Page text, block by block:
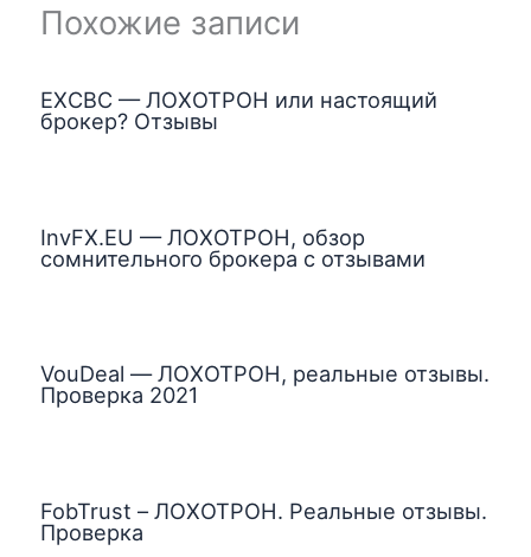
Похожие записи
EXCBC — ЛОХОТРОН или настоящий
брокер? Отзывы
InvFX.EU — ЛОХОТРОН, обзор
сомнительного брокера с отзывами
VouDeal — ЛОХОТРОН, реальные отзывы.
Проверка 2021
FobTrust – ЛОХОТРОН. Реальные отзывы.
Проверка